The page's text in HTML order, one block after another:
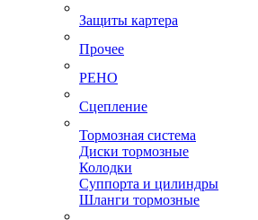
Защиты картера
Прочее
РЕНО
Сцепление
Тормозная система
Диски тормозные
Колодки
Суппорта и цилиндры
Шланги тормозные